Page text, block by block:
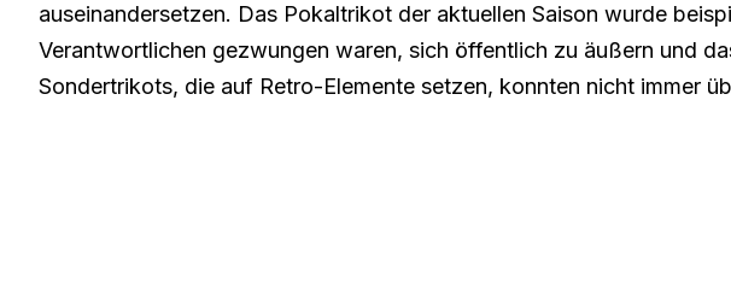
auseinandersetzen. Das Pokaltrikot der aktuellen Saison wurde
Verantwortlichen gezwungen waren, sich öffentlich zu äußern und
Sondertrikots, die auf Retro-Elemente setzen, konnten nicht immer